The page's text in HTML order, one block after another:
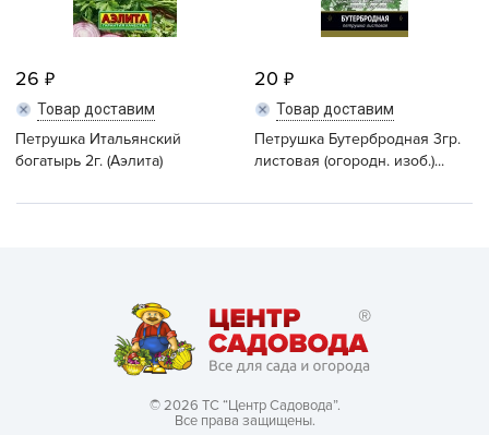
26
Товар доставим
Петрушка Итальянский
богатырь 2г. (Аэлита)
20
Товар доставим
Петрушка Бутербродная 3гр.
листовая (огородн. изоб.)...
© 2026 ТС “Центр Садовода”.
Все права защищены.